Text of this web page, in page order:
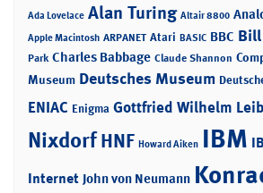
Ada Lovelace Alan Turing Altair 8800
Apple Macintosh ARPANET Atari BASIC BBC
Park Charles Babbage Claude Shannon
Museum Deutsches Museum
ENIAC Enigma Gottfried Wilhelm
NixdorfHNF Howard Aiken IBM
Internet John von Neumann